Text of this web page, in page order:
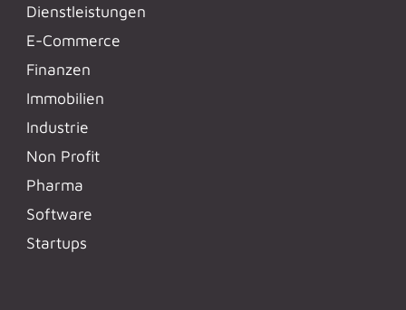
Dienstleistungen
E-Commerce
Finanzen
Immobilien
Industrie
Non Profit
Pharma
Software
Startups